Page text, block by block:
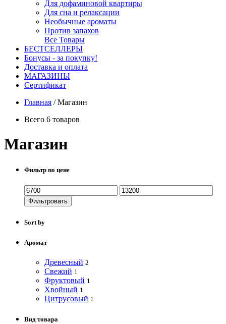
Для дофаминовой квартиры
Для сна и релаксации
Необычные ароматы
Против запахов
Все Товары
БЕСТСЕЛЛЕРЫ
Бонусы - за покупку!
Доставка и оплата
МАГАЗИНЫ
Cертификат
Главная /Магазин
Всего 6 товаров
Магазин
Фильтр по цене
Фильтровать
Sort by
Аромат
Древесный 2
Свежий 1
Фруктовый 1
Хвойный 1
Цитрусовый 1
Вид товара